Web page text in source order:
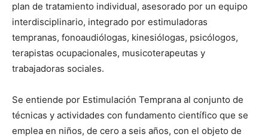
plan de tratamiento individual, asesorado por un equipo
interdisciplinario, integrado por estimuladoras
tempranas, fonoaudiólogas, kinesiólogas, psicólogos,
terapistas ocupacionales, musicoterapeutas y
trabajadoras sociales.
Se entiende por Estimulación Temprana al conjunto de
técnicas y actividades con fundamento científico que se
emplea en niños, de cero a seis años, con el objeto de